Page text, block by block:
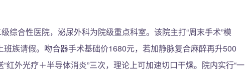
综合性医院，泌尿外科为院级重点科室。该院主打“周末手术”模
族请假。吻合器手术基础价1680元，若加静脉复合麻醉再升500
红外光疗＋半导体消炎”三次，理论上可加速切口干燥。院内实行“一